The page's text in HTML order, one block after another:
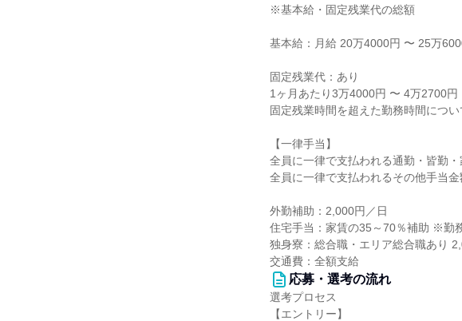
※基本給・固定残業代の総額
基本給：月給 20万4000円 〜 25万
固定残業代：あり
1ヶ月あたり3万4000円 〜 4万2700円
固定残業時間を超えた勤務時間につ
【一律手当】
全員に一律で支払われる通勤・皆勤
全員に一律で支払われるその他手当金
外勤補助：2,000円／日
住宅手当：家賃の35～70％補助 ※勤
独身寮：総合職・エリア総合職あり
交通費：全額支給
応募・選考の流れ
選考プロセス
【エントリー】